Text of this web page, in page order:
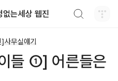
없는세상 웹진
무실얘기
들 ①] 어른들은